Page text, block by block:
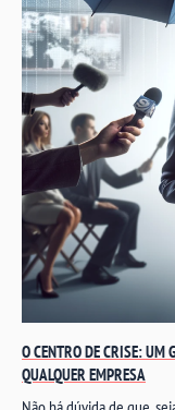
O CENTRO DE CRISE: UM
QUALQUER EMPRESA